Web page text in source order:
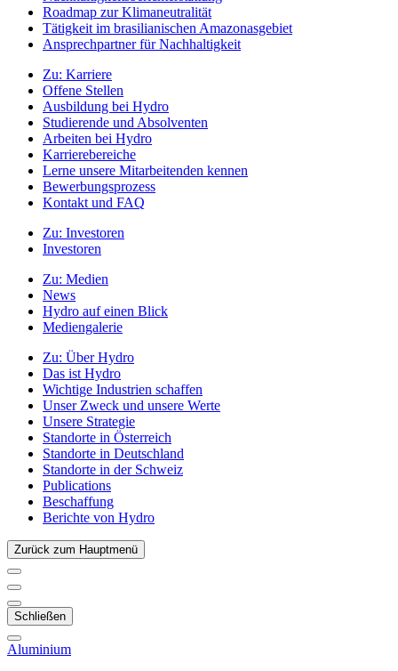
Roadmap zur Klimaneutralität
Tätigkeit im brasilianischen Amazonasgebiet
Ansprechpartner für Nachhaltigkeit
Zu: Karriere
Offene Stellen
Ausbildung bei Hydro
Studierende und Absolventen
Arbeiten bei Hydro
Karrierebereiche
Lerne unsere Mitarbeitenden kennen
Bewerbungsprozess
Kontakt und FAQ
Zu: Investoren
Investoren
Zu: Medien
News
Hydro auf einen Blick
Mediengalerie
Zu: Über Hydro
Das ist Hydro
Wichtige Industrien schaffen
Unser Zweck und unsere Werte
Unsere Strategie
Standorte in Österreich
Standorte in Deutschland
Standorte in der Schweiz
Publications
Beschaffung
Berichte von Hydro
Zurück zum Hauptmenü
Schließen
Aluminium